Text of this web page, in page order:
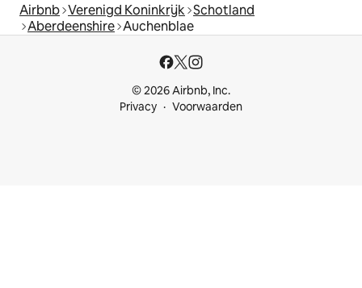
Airbnb Verenigd Koninkrijk Schotland
Aberdeenshire Auchenblae
© 2026 Airbnb, Inc.
Privacy
Voorwaarden